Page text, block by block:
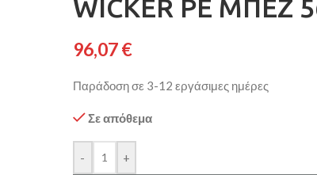
WICKER PE ΜΠΕΖ
96,07€
Παράδοση σε 3-12 εργάσιμες ημέρες
Σε απόθεμα
- +